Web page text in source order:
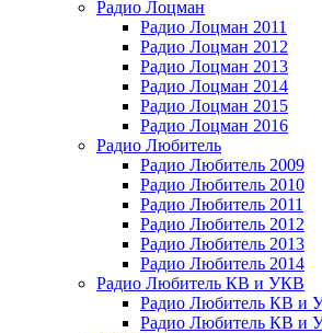
Радио Лоцман
Радио Лоцман 2011
Радио Лоцман 2012
Радио Лоцман 2013
Радио Лоцман 2014
Радио Лоцман 2015
Радио Лоцман 2016
Радио Любитель
Радио Любитель 2009
Радио Любитель 2010
Радио Любитель 2011
Радио Любитель 2012
Радио Любитель 2013
Радио Любитель 2014
Радио Любитель КВ и УКВ
Радио Любитель КВ и
Радио Любитель КВ и